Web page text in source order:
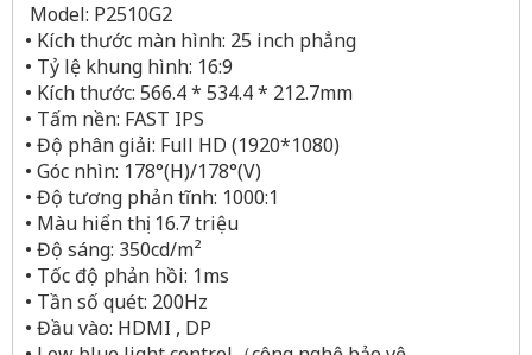
Model: P2510G2
• Kích thước màn hình: 25 inch phẳng
• Tỷ lệ khung hình: 16:9
• Kích thước: 566.4 * 534.4 * 212.7mm
• Tấm nền: FAST IPS
• Độ phân giải: Full HD (1920*1080)
• Góc nhìn: 178°(H)/178°(V)
• Độ tương phản tĩnh: 1000:1
• Màu hiển thị: 16.7 triệu
• Độ sáng: 350cd/m²
• Tốc độ phản hồi: 1ms
• Tần số quét: 200Hz
• Đầu vào: HDMI , DP